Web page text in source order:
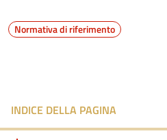
Normativa di riferimento
INDICE DELLA PAGINA